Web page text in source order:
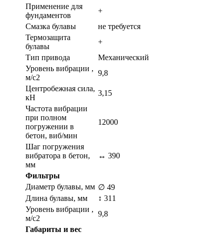
Применение для
фундаментов
+
Смазка булавы
не требуется
Термозащита
булавы
+
Тип привода
Механический
Уровень вибрации ,
м/с2
9,8
Центробежная сила,
кН
3,15
Частота вибрации
при полном
погружении в
бетон, виб/мин
12000
Шаг погружения
вибратора в бетон,
мм
↔ 390
Фильтры
Диаметр булавы, мм ∅ 49
Длина булавы, мм
↕ 311
Уровень вибрации ,
м/с2
9,8
Габариты и вес